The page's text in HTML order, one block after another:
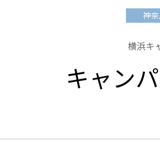
おお
ース
先輩の声卒業
神
横浜キ
キャン